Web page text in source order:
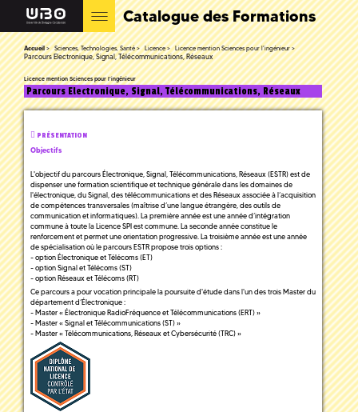
Catalogue des Formations
Accueil Sciences, Technologies, Santé Licence Licence mention Sciences pour l'ingénieur
Parcours Electronique, Signal, Télécommunications, Réseaux
Licence mention Sciences pour l'ingénieur
Parcours Electronique, Signal, Télécommunications, Réseaux
PRÉSENTATION
Objectifs
L'objectif du parcours Électronique, Signal, Télécommunications, Réseaux (ESTR) est de
dispenser une formation scientifique et technique générale dans les domaines de
l'électronique, du Signal, des télécommunications et des Réseaux associée à l’acquisition
de compétences transversales (maîtrise d’une langue étrangère, des outils de
communication et informatiques). La première année est une année d’intégration
commune à toute la Licence SPI est commune. La seconde année constitue le
renforcement et permet une orientation progressive. La troisième année est une année
de spécialisation où le parcours ESTR propose trois options :
- option Électronique et Télécoms (ET)
- option Signal et Télécoms (ST)
- option Réseaux et Télécoms (RT)
Ce parcours a pour vocation principale la poursuite d'étude dans l'un des trois Master du
département d’Électronique :
- Master « Électronique RadioFréquence et Télécommunications (ERT) »
- Master « Signal et Télécommunications (ST) »
- Master « Télécommunications, Réseaux et Cybersécurité (TRC) »